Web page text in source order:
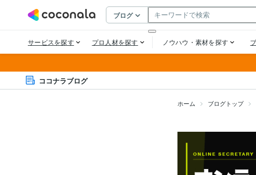
ココナラブログ
ホーム ブログトップ